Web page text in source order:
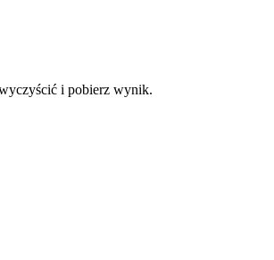
i pobierz wynik.